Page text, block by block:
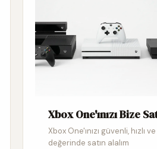
Xbox One'ınızı Bize
Xbox One'ınızı güvenli, hızlı ve
değerinde satın alalım